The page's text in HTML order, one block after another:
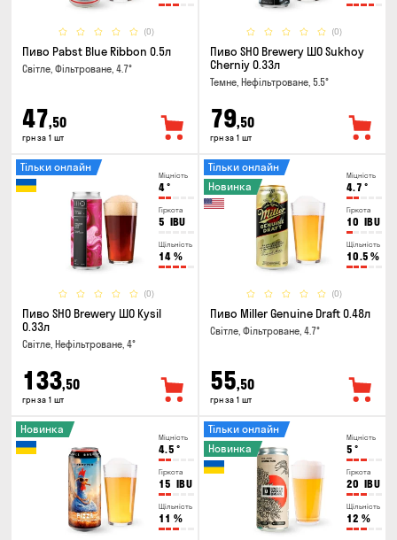
(0)
Пиво Pabst Blue Ribbon 0.5л
Світле, Фільтроване, 4.7°
47,50
грн за 1 шт
(0)
Пиво SHO Brewery ШО Sukhoy
Cherniy 0.33л
Темне, Нефільтроване, 5.5°
79,50
грн за 1 шт
Міцність
4°
Гіркота
5 IBU
Щільність
14 %
(0)
Тільки онлайн
Пиво SHO Brewery ШО Kysil
0.33л
Світле, Нефільтроване, 4°
133,50
грн за 1 шт
Міцність
4.7 °
Гіркота
10 IBU
Щільність
10.5 %
(0)
Тільки онлайн
Новинка
Пиво Miller Genuine Draft 0.48л
Світле, Фільтроване, 4.7°
55,50
грн за 1 шт
Міцність
4.5 °
Гіркота
15 IBU
Щільність
11 %
Новинка
Міцність
5 °
Гіркота
20 IBU
Щільність
12 %
Тільки онлайн
Новинка